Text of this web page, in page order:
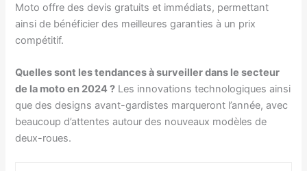
Moto offre des devis gratuits et immédiats, permettant
ainsi de bénéficier des meilleures garanties à un prix
compétitif.
Quelles sont les tendances à surveiller dans le secteur
de la moto en 2024 ? Les innovations technologiques ainsi
que des designs avant-gardistes marqueront l’année, avec
beaucoup d’attentes autour des nouveaux modèles de
deux-roues.